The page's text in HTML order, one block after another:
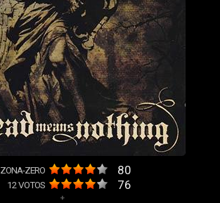
ZONA-ZERO 80
12VOTOS 76
+